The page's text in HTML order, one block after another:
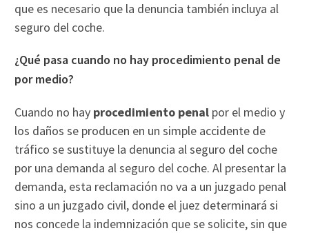
que es necesario que la denuncia también incluya al
seguro del coche.
¿Qué pasa cuando no hay procedimiento penal de
por medio?
Cuando no hay procedimiento penal por el medio y
los daños se producen en un simple accidente de
tráfico se sustituye la denuncia al seguro del coche
por una demanda al seguro del coche. Al presentar la
demanda, esta reclamación no va a un juzgado penal
sino a un juzgado civil, donde el juez determinará si
nos concede la indemnización que se solicite, sin que